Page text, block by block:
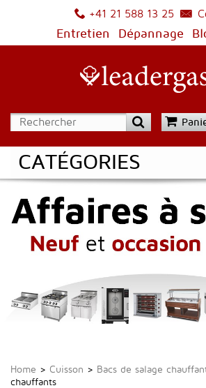
+41 21 588 13 25
Entretien
Dépannage
CATÉGORIES
Home > Cuisson > Bacs de salage
chauffants